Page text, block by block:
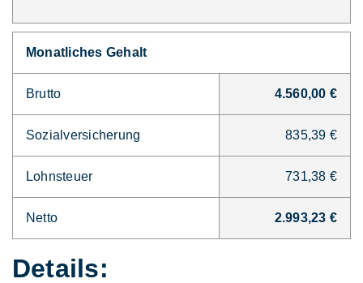
Monatliches Gehalt
Brutto 4.560,00 €
Sozialversicherung 835,39 €
Lohnsteuer 731,38 €
Netto 2.993,23 €
Details: